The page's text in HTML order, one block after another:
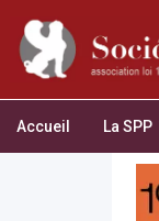
Accueil La SPP